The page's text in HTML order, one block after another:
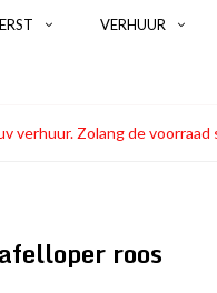
VERHUUR
verhuur. Zolang de
roos